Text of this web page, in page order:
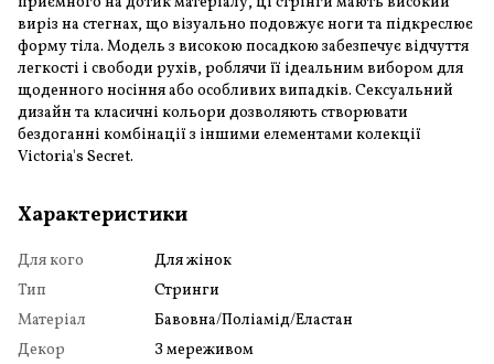
виріз на стегнах, що візуально подовжує ноги та підкреслює
форму тіла. Модель з високою посадкою забезпечує відчуття
легкості і свободи рухів, роблячи її ідеальним вибором для
щоденного носіння або особливих випадків. Сексуальний
дизайн та класичні кольори дозволяють створювати
бездоганні комбінації з іншими елементами колекції
Victoria's Secret.
Характеристики
Для кого
Для жінок
Тип
Стринги
Матеріал
Бавовна/Поліамід/Еластан
Декор
З мереживом